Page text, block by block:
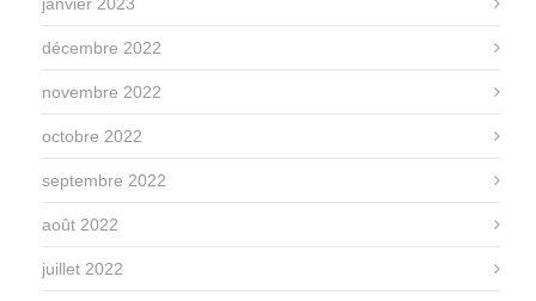
décembre 2022
novembre 2022
octobre 2022
septembre 2022
août 2022
juillet 2022